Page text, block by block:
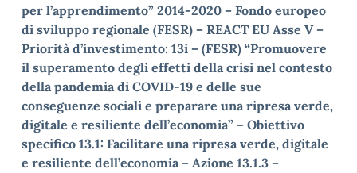
per l’apprendimento” 2014-2020 – Fondo europeo
di sviluppo regionale (FESR) – REACT EU Asse V –
Priorità d’investimento: 13i – (FESR) “Promuovere
il superamento degli effetti della crisi nel contesto
della pandemia di COVID-19 e delle sue
conseguenze sociali e preparare una ripresa verde,
digitale e resiliente dell’economia” – Obiettivo
specifico 13.1: Facilitare una ripresa verde, digitale
e resiliente dell’economia – Azione 13.1.3 –